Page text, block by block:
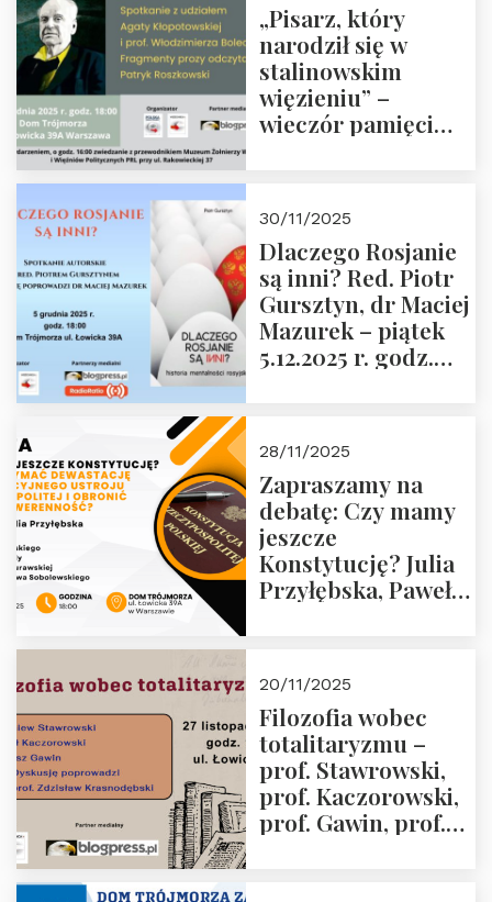
„Pisarz, który
narodził się w
stalinowskim
więzieniu” –
wieczór pamięci
zwiedzanie
Muzeum Żołnierzy
Wyklętych i
Więźniów
Politycznych PRL o
godz. 16:00 – 19
30/11/2025
Dlaczego Rosjanie
są inni? Red. Piotr
Gursztyn, dr Maciej
Mazurek – piątek
5.12.2025 r. godz.
28/11/2025
Zapraszamy na
debatę: Czy mamy
jeszcze
Konstytucję? Julia
Przyłębska, Paweł
Przemysław
Sobolewski – 4
grudnia 2025 r.
godz. 18:00.
20/11/2025
Filozofia wobec
totalitaryzmu –
prof. Stawrowski,
prof. Kaczorowski,
prof. Gawin, prof.